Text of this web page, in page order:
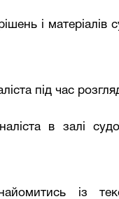
і матеріалів
під час
в залі
із